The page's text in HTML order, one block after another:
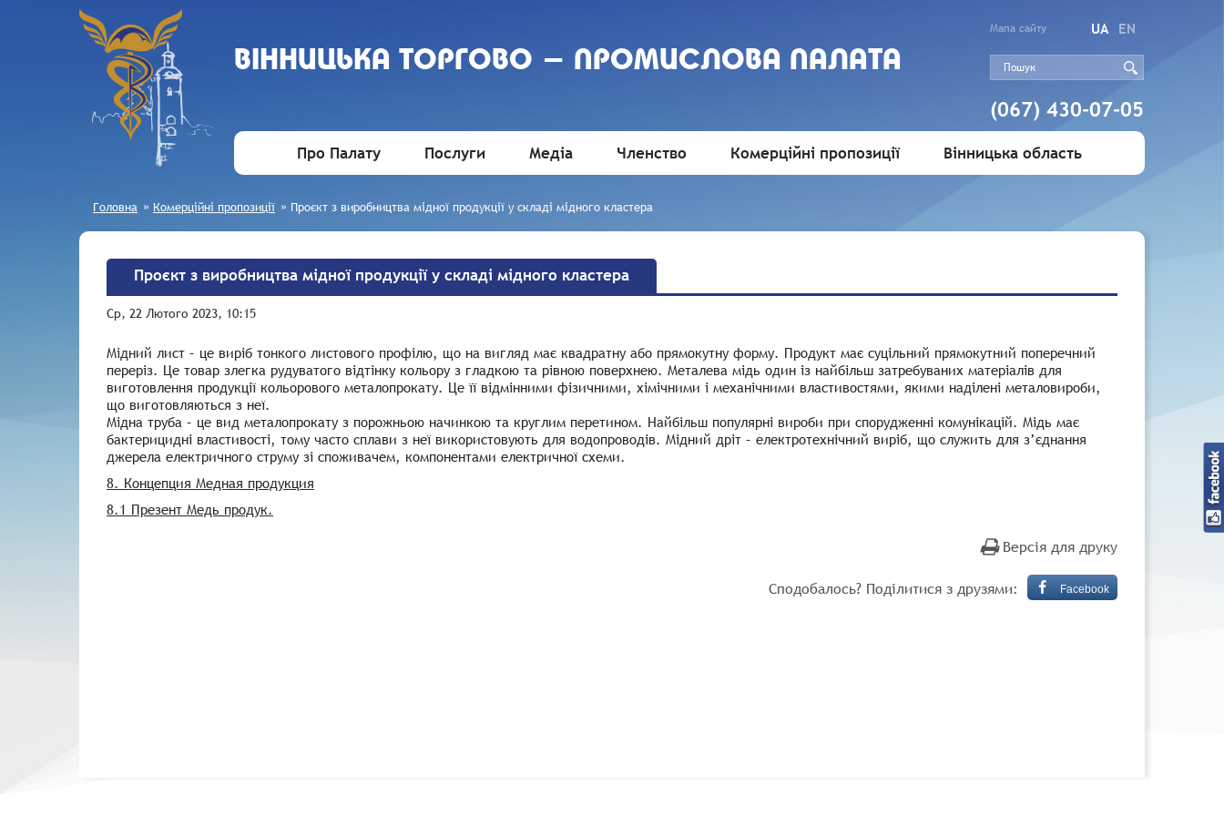
ВIННИЦЬКА ТОРГОВО - ПРОМИСЛОВА ПАЛАТА
Мапа сайту UA EN
(067) 430-07-05
Про Палату Послуги Медіа Членство Комерційні пропозиції Вінницька область
Головна » Комерційні пропозиції » Проєкт з виробництва мідної продукції у складі мідного кластера
Проєкт з виробництва мідної продукції у складі мідного кластера
Ср, 22 Лютого 2023, 10:15
Мідний лист – це виріб тонкого листового профілю, що на вигляд має квадратну або прямокутну форму. Продукт має суцільний прямокутний поперечний
переріз. Це товар злегка рудуватого відтінку кольору з гладкою та рівною поверхнею. Металева мідь один із найбільш затребуваних матеріалів для
виготовлення продукції кольорового металопрокату. Це її відмінними фізичними, хімічними і механічними властивостями, якими наділені металовироби,
що виготовляються з неї.
Мідна труба – це вид металопрокату з порожньою начинкою та круглим перетином. Найбільш популярні вироби при спорудженні комунікацій. Мідь має
бактерицидні властивості, тому часто сплави з неї використовують для водопроводів. Мідний дріт – електротехнічний виріб, що служить для з’єднання
джерела електричного струму зі споживачем, компонентами електричної схеми.
8. Концепция Медная продукция
8.1 Презент Медь продук.
Версія для друку
Сподобалось? Поділитися з друзями: Facebook